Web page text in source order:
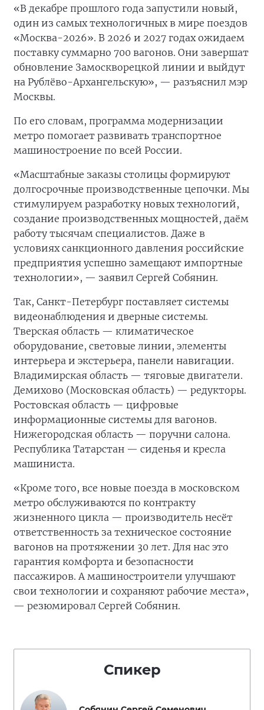
«В декабре прошлого года запустили новый,
один из самых технологичных в мире поездов
«Москва-2026». В 2026 и 2027 годах ожидаем
поставку суммарно 700 вагонов. Они завершат
обновление Замоскворецкой линии и выйдут
на Рублёво-Архангельскую», — разъяснил мэр
Москвы.
По его словам, программа модернизации
метро помогает развивать транспортное
машиностроение по всей России.
«Масштабные заказы столицы формируют
долгосрочные производственные цепочки. Мы
стимулируем разработку новых технологий,
создание производственных мощностей, даём
работу тысячам специалистов. Даже в
условиях санкционного давления российские
предприятия успешно замещают импортные
технологии», — заявил Сергей Собянин.
Так, Санкт-Петербург поставляет системы
видеонаблюдения и дверные системы.
Тверская область — климатическое
оборудование, световые линии, элементы
интерьера и экстерьера, панели навигации.
Владимирская область — тяговые двигатели.
Демихово (Московская область) — редукторы.
Ростовская область — цифровые
информационные системы для вагонов.
Нижегородская область — поручни салона.
Республика Татарстан — сиденья и кресла
машиниста.
«Кроме того, все новые поезда в московском
метро обслуживаются по контракту
жизненного цикла — производитель несёт
ответственность за техническое состояние
вагонов на протяжении 30 лет. Для нас это
гарантия комфорта и безопасности
пассажиров. А машиностроители улучшают
свои технологии и сохраняют рабочие места»,
— резюмировал Сергей Собянин.
Спикер